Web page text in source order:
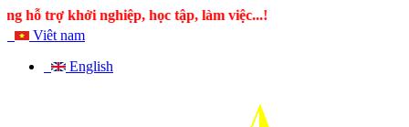
học tập, làm việc...!
Viêt nam
English